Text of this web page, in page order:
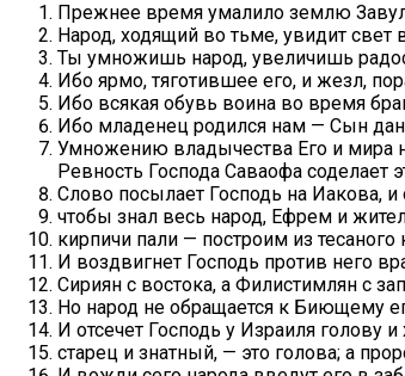
Прежнее время умалило землю
Народ, ходящий во тьме, увидит свет
Ты умножишь народ, увеличишь
Ибо ярмо, тяготившее его, и жезл,
Ибо всякая обувь воина во время
Ибо младенец родился нам — Сын дан
Умножению владычества Его и мира
Ревность Господа Саваофа соделает
Слово посылает Господь на Иакова, и
чтобы знал весь народ, Ефрем и
кирпичи пали — построим из
И воздвигнет Господь против него
Сириян с востока, а Филистимлян с
Но народ не обращается к Биющему
И отсечет Господь у Израиля голову
старец и знатный, — это голова; а